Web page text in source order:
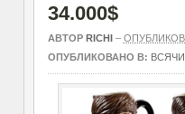
34.000$
АВТОР RICHI–
ОПУБЛИКОВАНО В: